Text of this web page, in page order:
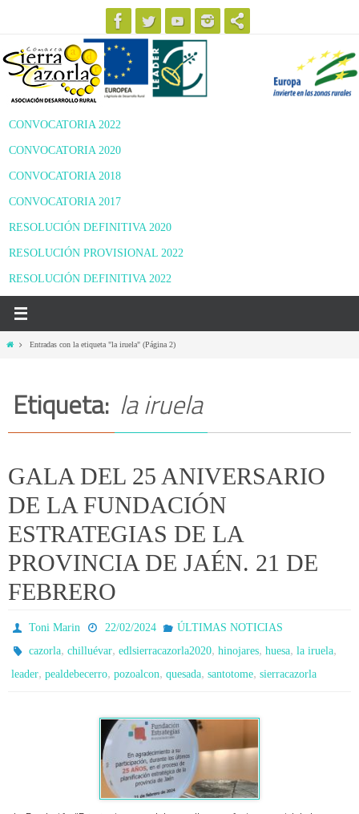
contenido
CONVOCATORIA 2022
CONVOCATORIA 2020
CONVOCATORIA 2018
CONVOCATORIA 2017
RESOLUCIÓN DEFINITIVA 2020
RESOLUCIÓN PROVISIONAL 2022
RESOLUCIÓN DEFINITIVA 2022
InicioEntradas con la etiqueta "la iruela"(Página 2)
Etiqueta: la iruela
GALA DEL 25 ANIVERSARIO
DE LA FUNDACIÓN
ESTRATEGIAS DE LA
PROVINCIA DE JAÉN. 21 DE
FEBRERO
Toni Marin 22/02/2024
ÚLTIMAS NOTICIAS
cazorla,chilluévar,edlsierracazorla2020,hinojares,huesa,la iruela,
leader, pealdebecerro, pozoalcon, quesada, santotome, sierracazorla